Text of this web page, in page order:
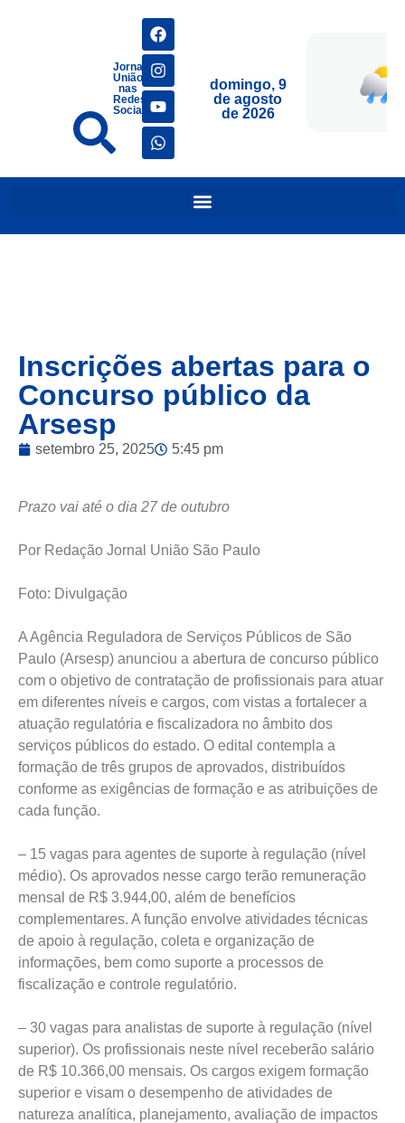
Jornais
União
nas
Redes
Sociais
domingo, 9
de agosto
de 2026
Inscrições abertas para o
Concurso público da
Arsesp
setembro 25, 2025 5:45 pm
Prazo vai até o dia 27 de outubro
Por Redação Jornal União São Paulo
Foto: Divulgação
A Agência Reguladora de Serviços Públicos de São
Paulo (Arsesp) anunciou a abertura de concurso público
com o objetivo de contratação de profissionais para atuar
em diferentes níveis e cargos, com vistas a fortalecer a
atuação regulatória e fiscalizadora no âmbito dos
serviços públicos do estado. O edital contempla a
formação de três grupos de aprovados, distribuídos
conforme as exigências de formação e as atribuições de
cada função.
– 15 vagas para agentes de suporte à regulação (nível
médio). Os aprovados nesse cargo terão remuneração
mensal de R$ 3.944,00, além de benefícios
complementares. A função envolve atividades técnicas
de apoio à regulação, coleta e organização de
informações, bem como suporte a processos de
fiscalização e controle regulatório.
– 30 vagas para analistas de suporte à regulação (nível
superior). Os profissionais neste nível receberão salário
de R$ 10.366,00 mensais. Os cargos exigem formação
superior e visam o desempenho de atividades de
natureza analítica, planejamento, avaliação de impactos